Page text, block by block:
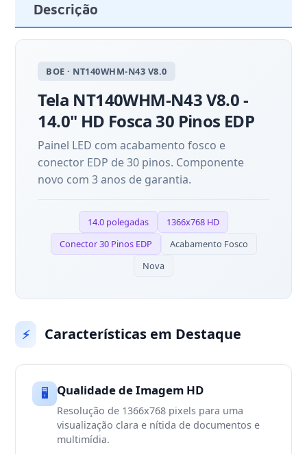
Descrição
BOE · NT140WHM-N43 V8.0
Tela NT140WHM-N43 V8.0 -
14.0" HD Fosca 30 Pinos EDP
Painel LED com acabamento fosco e
conector EDP de 30 pinos. Componente
novo com 3 anos de garantia.
14.0 polegadas
1366x768 HD
Conector 30 Pinos EDP
Acabamento Fosco
Nova
⚡ Características em Destaque
🖥️ Qualidade de Imagem HD
Resolução de 1366x768 pixels para uma
visualização clara e nítida de documentos e
multimídia.